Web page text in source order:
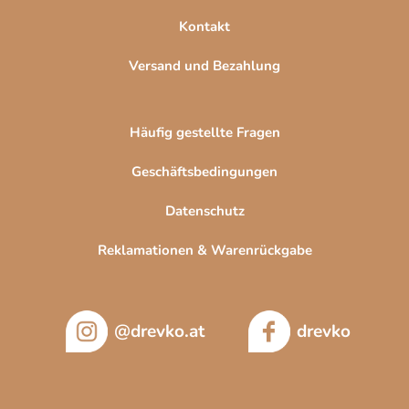
s
e
Kontakt
Versand und Bezahlung
Häufig gestellte Fragen
Geschäftsbedingungen
Datenschutz
Reklamationen & Warenrückgabe
@drevko.at drevko